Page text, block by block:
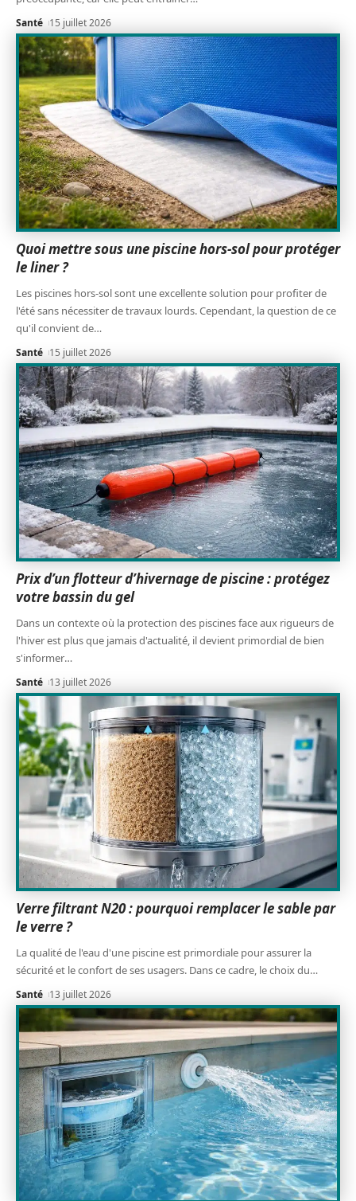
Santé 15 juillet 2026
Quoi mettre sous une piscine hors-sol pour protéger
le liner ?
Les piscines hors-sol sont une excellente solution pour profiter de
l'été sans nécessiter de travaux lourds. Cependant, la question de ce
qu'il convient de…
Santé 15 juillet 2026
Prix d’un flotteur d’hivernage de piscine : protégez
votre bassin du gel
Dans un contexte où la protection des piscines face aux rigueurs de
l'hiver est plus que jamais d'actualité, il devient primordial de bien
s'informer…
Santé 13 juillet 2026
Verre filtrant N20 : pourquoi remplacer le sable par
le verre ?
La qualité de l'eau d'une piscine est primordiale pour assurer la
sécurité et le confort de ses usagers. Dans ce cadre, le choix du…
Santé 13 juillet 2026